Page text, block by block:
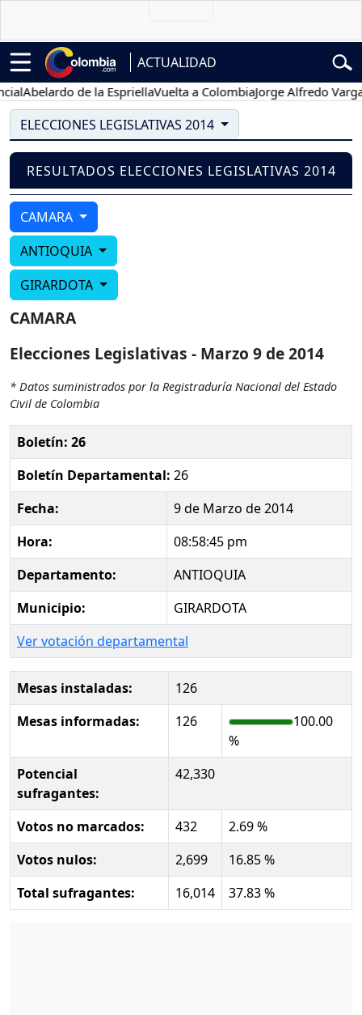
ACTUALIDAD
Abelardo de la EspriellaVuelta a ColombiaJorge Alfredo Vargas
ELECCIONES LEGISLATIVAS 2014
RESULTADOS ELECCIONES LEGISLATIVAS 2014
CAMARA
ANTIOQUIA
GIRARDOTA
CAMARA
Elecciones Legislativas - Marzo 9 de 2014
* Datos suministrados por la Registraduría Nacional del Estado
Civil de Colombia
Boletín: 26
Boletín Departamental: 26
Fecha:
9 de Marzo de 2014
Hora:
08:58:45 pm
Departamento:
ANTIOQUIA
Municipio:
GIRARDOTA
Ver votación departamental
Mesas instaladas:
126
Mesas informadas:
126
100.00
%
Potencial
sufragantes:
42,330
Votos no marcados: 432
2.69 %
Votos nulos:
2,699
16.85 %
Total sufragantes:
16,014 37.83 %